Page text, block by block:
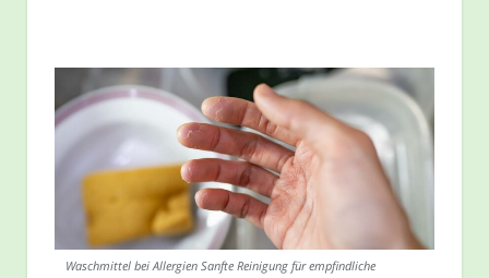
Waschmittel bei Allergien Sanfte Reinigung für empfindliche